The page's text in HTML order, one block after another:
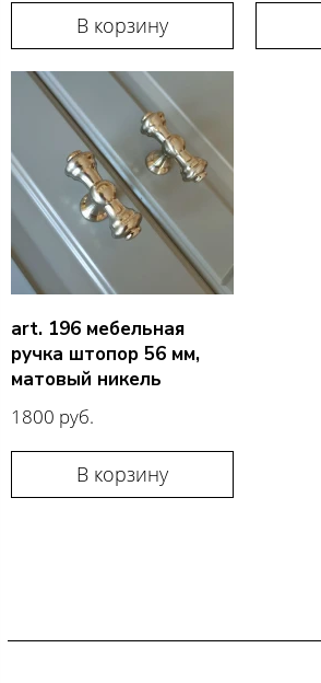
В корзину
art. 196 мебельная
ручка штопор 56 мм,
матовый никель
1800 руб.
В корзину